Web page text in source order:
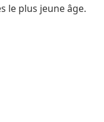
le plus jeune âge.